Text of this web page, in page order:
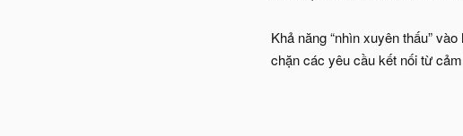
Khả năng “nhìn xuyên thấu”
chặn các yêu cầu kết nối từ